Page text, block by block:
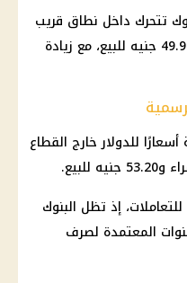
تتحرك داخل نطاق قريب
من مستوى 49.80 جنيه للشراء و49.90 جنيه للبيع، مع زيادة
للدولار خارج القطاع
إذ تظل البنوك
المعتمدة لصرف